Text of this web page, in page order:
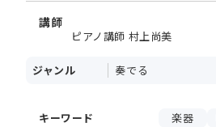
講師
ピアノ講師 村上尚美
ジャンル 奏でる
キーワード 楽器